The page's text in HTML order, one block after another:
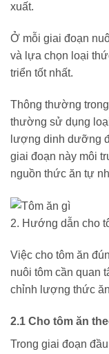
xuất.
Ở mỗi giai đoạn
và lựa chọn loại
triển tốt nhất.
Thông thường
thường sử dụng
lượng dinh dưỡng
giai đoạn này môi
nguồn thức ăn tự
2. Hướng dẫn cho
Việc cho tôm ăn
nuôi tôm cần quan
chỉnh lượng thức
2.1 Cho tôm ăn
Trong giai đoạn